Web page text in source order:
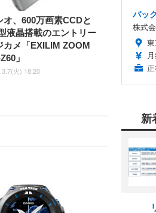
オ、600万画素CCDと
液晶搭載のエントリー
カメ「EXILIM ZOOM
」
火) 18:20
バッ
株式
正
新